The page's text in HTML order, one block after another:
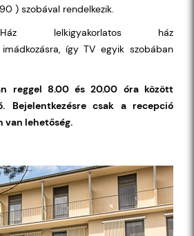
) szobával rendelkezik.
lelkigyakorlatos ház
így TV egyik szobában
reggel 8.00 és 20.00 óra között
Bejelentkezésre csak a recepció
van lehetőség.